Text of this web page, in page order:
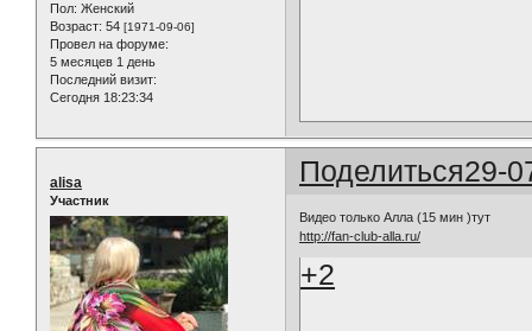
Пол: Женский
Возраст: 54 [1971-09-06]
Провел на форуме:
5 месяцев 1 день
Последний визит:
Сегодня 18:23:34
Поделиться29-
alisa
Участник
Видео только Алла (15 мин )тут
http://fan-club-alla.ru/
+2